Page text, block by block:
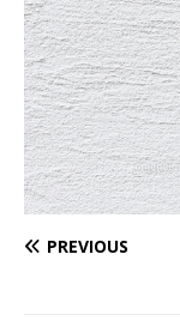
PREVIOUS